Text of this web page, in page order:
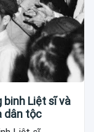
binh Liệt sĩ và
dân tộc